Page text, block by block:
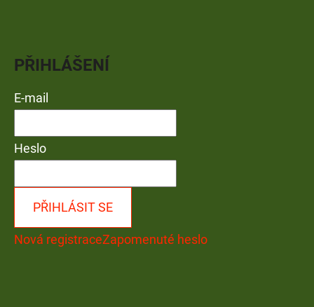
PŘIHLÁŠENÍ
E-mail
Heslo
PŘIHLÁSIT SE
Nová registraceZapomenuté heslo